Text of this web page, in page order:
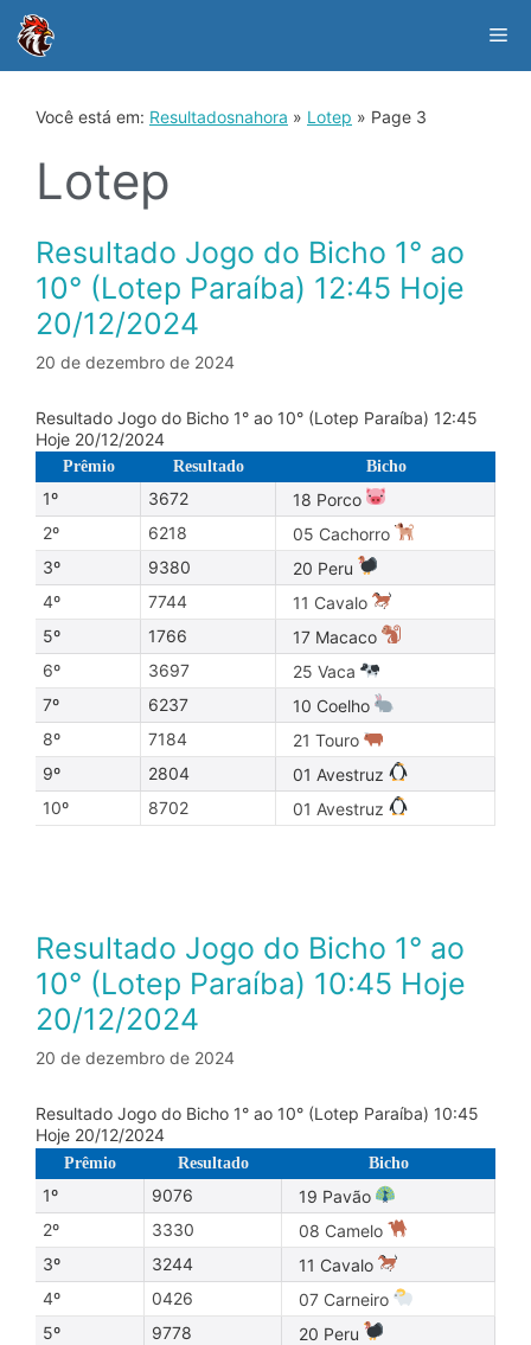
content
Você está em: Resultadosnahora » Lotep » Page 3
Lotep
Resultado Jogo do Bicho 1° ao
10° (Lotep Paraíba) 12:45 Hoje
20/12/2024
20 de dezembro de 2024
Resultado Jogo do Bicho 1° ao 10° (Lotep Paraíba) 12:45
Hoje 20/12/2024
Prêmio Resultado Bicho
1º 3672
18 Porco
2º
6218
05 Cachorro
3º
9380
20 Peru
4º
7744
11 Cavalo
5º
1766
17 Macaco
6º
3697
25 Vaca
7º
6237
10 Coelho
8º
7184
21 Touro
9º
2804
01 Avestruz
10º
8702 01 Avestruz
Resultado Jogo do Bicho 1° ao
10° (Lotep Paraíba) 10:45 Hoje
20/12/2024
20 de dezembro de 2024
Resultado Jogo do Bicho 1° ao 10° (Lotep Paraíba) 10:45
Hoje 20/12/2024
Prêmio Resultado Bicho
1º 9076
19 Pavão
2º
3330
08 Camelo
3º
3244
11 Cavalo
4º
0426
07 Carneiro
5º
9778
20 Peru